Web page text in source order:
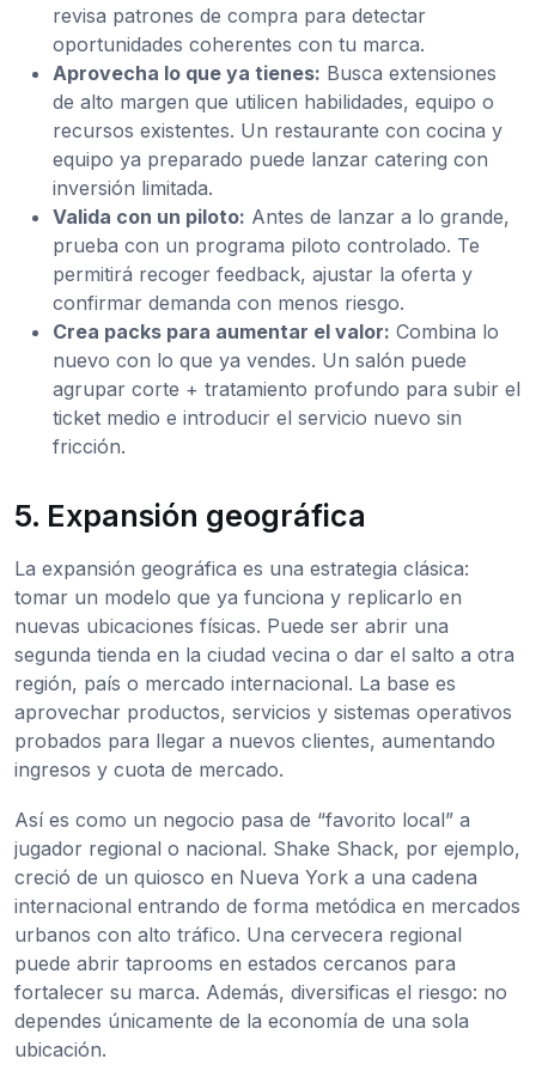
revisa patrones de compra para detectar
oportunidades coherentes con tu marca.
Aprovecha lo que ya tienes: Busca extensiones
de alto margen que utilicen habilidades, equipo o
recursos existentes. Un restaurante con cocina y
equipo ya preparado puede lanzar catering con
inversión limitada.
Valida con un piloto: Antes de lanzar a lo grande,
prueba con un programa piloto controlado. Te
permitirá recoger feedback, ajustar la oferta y
confirmar demanda con menos riesgo.
Crea packs para aumentar el valor: Combina lo
nuevo con lo que ya vendes. Un salón puede
agrupar corte + tratamiento profundo para subir el
ticket medio e introducir el servicio nuevo sin
fricción.
5. Expansión geográfica
La expansión geográfica es una estrategia clásica:
tomar un modelo que ya funciona y replicarlo en
nuevas ubicaciones físicas. Puede ser abrir una
segunda tienda en la ciudad vecina o dar el salto a otra
región, país o mercado internacional. La base es
aprovechar productos, servicios y sistemas operativos
probados para llegar a nuevos clientes, aumentando
ingresos y cuota de mercado.
Así es como un negocio pasa de “favorito local” a
jugador regional o nacional. Shake Shack, por ejemplo,
creció de un quiosco en Nueva York a una cadena
internacional entrando de forma metódica en mercados
urbanos con alto tráfico. Una cervecera regional
puede abrir taprooms en estados cercanos para
fortalecer su marca. Además, diversificas el riesgo: no
dependes únicamente de la economía de una sola
ubicación.